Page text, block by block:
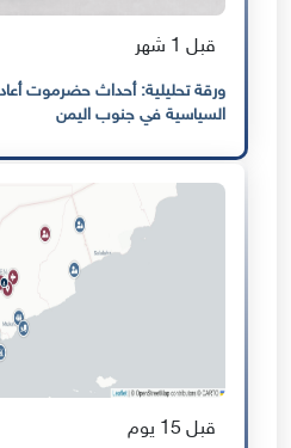
قبل 1 شهر
ورقة تحليلية: أحداث حضرموت
السياسية في جنوب اليمن
قبل 15 يوم